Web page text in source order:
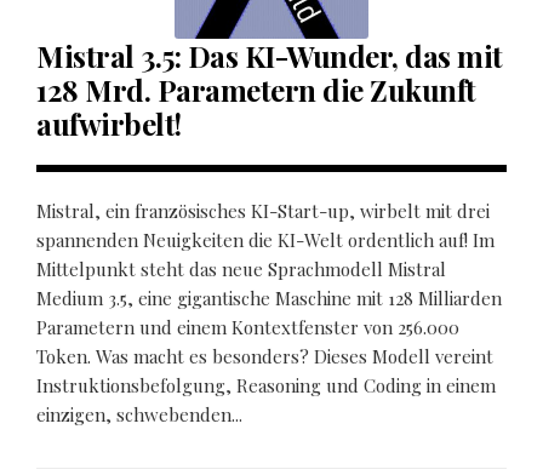
Mistral 3.5: Das KI-Wunder, das mit
128 Mrd. Parametern die Zukunft
aufwirbelt!
Mistral, ein französisches KI-Start-up, wirbelt mit drei
spannenden Neuigkeiten die KI-Welt ordentlich auf! Im
Mittelpunkt steht das neue Sprachmodell Mistral
Medium 3.5, eine gigantische Maschine mit 128 Milliarden
Parametern und einem Kontextfenster von 256.000
Token. Was macht es besonders? Dieses Modell vereint
Instruktionsbefolgung, Reasoning und Coding in einem
einzigen, schwebenden...